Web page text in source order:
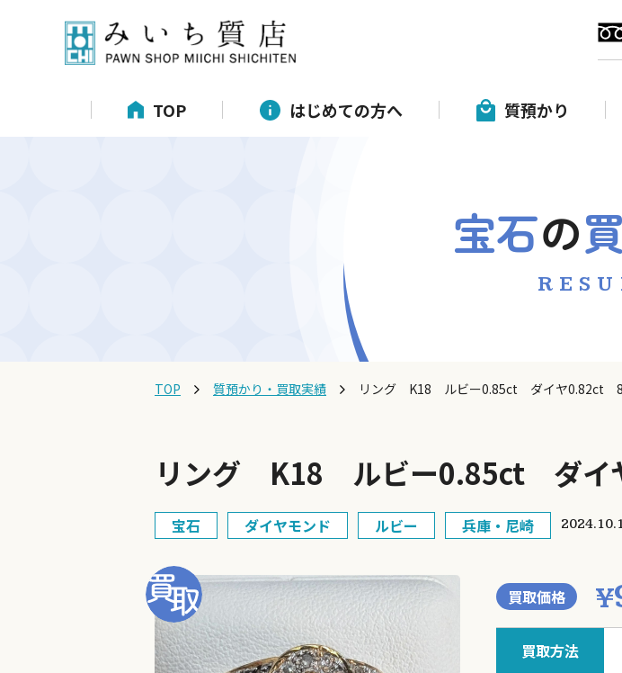
TOP はじめての方へ 質預かり
宝石の
TOP 質預かり・買取実績 リング K18 ルビー0.85ct ダイヤ0.82ct
リング K18 ルビー0.85ct ダイ
宝石 ダイヤモンド ルビー 兵庫・尼崎
買取価格 ¥
買取方法